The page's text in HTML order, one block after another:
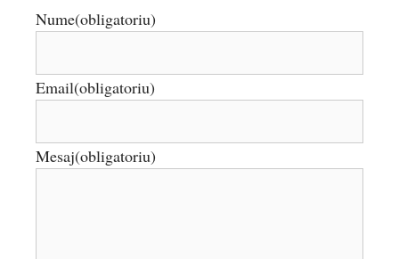
Nume(obligatoriu)
Email(obligatoriu)
Mesaj(obligatoriu)